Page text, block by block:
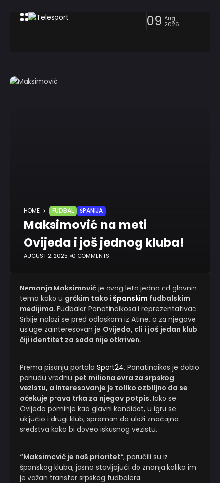
09 Aug
2026
HOME FUDBAL ŠPANIJA
Maksimović na meti
Ovijeda i još jednog kluba!
AUGUST 2, 2025 0 COMMENTS
Nemanja Maksimović je ovog leta jedna od glavnih
tema kako u grčkim tako i španskim fudbalskim
medijima. Fudbaler Panatinaikosa i reprezentativac
Srbije nalazi se pred odlaskom iz Atine, a za njegove
usluge zainteresovan je Ovijedo, ali i još jedan klub
čiji identitet za sada nije otkriven.
Prema pisanju portala Sport24, Panatinaikos je dobio
ponudu vrednu pet miliona evra za srpskog
vezistu, a interesovanje je toliko ozbiljno da se
očekuje prava trka za njegov potpis. Iako se
Ovijedo pominje kao glavni kandidat, u igru se
uključio i drugi klub, spreman da uloži značajna
sredstva kako bi doveo iskusnog vezistu.
“Maksimović je naš prioritet“, poručili su iz
španskog kluba, jasno stavljajući do znanja koliko im
je važan transfer srpskog fudbalera.